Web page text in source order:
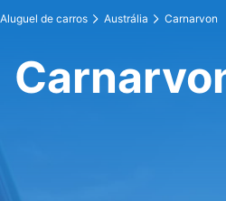
Aluguel de carros Austrália Carnarvon